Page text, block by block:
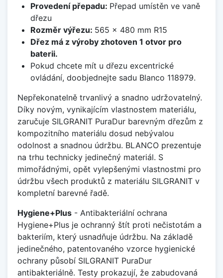
Provedení přepadu: Přepad umístěn ve vaně
dřezu
Rozměr výřezu: 565 x 480 mm R15
Dřez má z výroby zhotoven 1 otvor pro
baterii.
Pokud chcete mít u dřezu excentrické
ovládání, doobjednejte sadu Blanco 118979.
Nepřekonatelně trvanlivý a snadno udržovatelný.
Díky novým, vynikajícím vlastnostem materiálu,
zaručuje SILGRANIT PuraDur barevným dřezům z
kompozitního materiálu dosud nebývalou
odolnost a snadnou údržbu. BLANCO prezentuje
na trhu technicky jedinečný materiál. S
mimořádnými, opět vylepšenými vlastnostmi pro
údržbu všech produktů z materiálu SILGRANIT v
kompletní barevné řadě.
Hygiene+Plus - Antibakteriální ochrana
Hygiene+Plus je ochranný štít proti nečistotám a
bakteriím, který usnadňuje údržbu. Na základě
jedinečného, patentovaného vzorce hygienické
ochrany působí SILGRANIT PuraDur
antibakteriálně. Testy prokazují, že zabudovaná